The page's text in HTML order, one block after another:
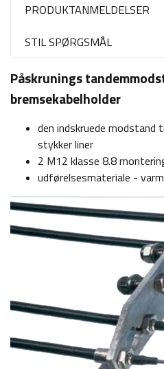
PRODUKTANMELDELSER
STIL SPØRGSMÅL
Påskrunings
bremsekabelholder
den indskruede
stykker liner
2 M12 klasse 8.8
udførelsesmateriale -